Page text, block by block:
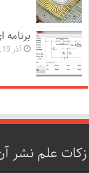
آذر 19, 1392
زکات علم نشر